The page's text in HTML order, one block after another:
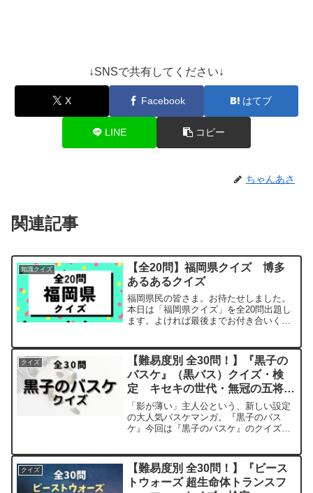
↓SNSで共有してください↓
X Facebook はてブ
LINE コピー
ちゃんあさ
関連記事
知識クイズ
【全20問】福岡県クイズ 博多
あるあるクイズ
福岡県民の皆さま。お待たせしました。
本日は「福岡県クイズ」を全20問出題し
ます。よければ最後までお付き合いくだ
理といえば何？答えはこちらあぶってか
も問題2【問題】日本...
クイズ
【難易度別 全30問！】『黒子の
バスケ』（黒バス）クイズ・検
定 キセキの世代・無冠の五将な
どから難問を出題！
「影が薄い」主人公という、新しい設定
の大人気バスケマンガ。『黒子のバス
ケ』今回は『黒子のバスケ』のクイズ
最後までお付き合いください。※ネタバ
レあります。ご注意ください...
クイズ
【難易度別 全30問！】『ビース
トウォーズ 超生命体トランスフ